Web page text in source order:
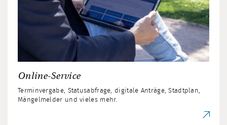
Online-Service
Terminvergabe, Statusabfrage, digitale Anträge, Stadtplan,
Mängelmelder und vieles mehr.